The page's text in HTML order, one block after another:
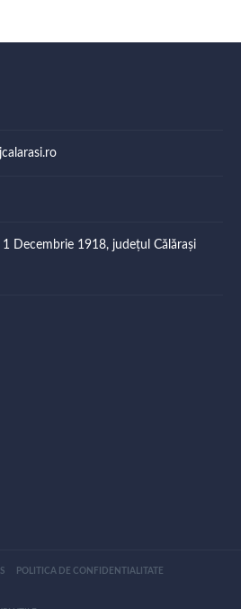
1 Decembrie 1918, județul Călărași
POLITICA DE CONFIDENTIALITATE